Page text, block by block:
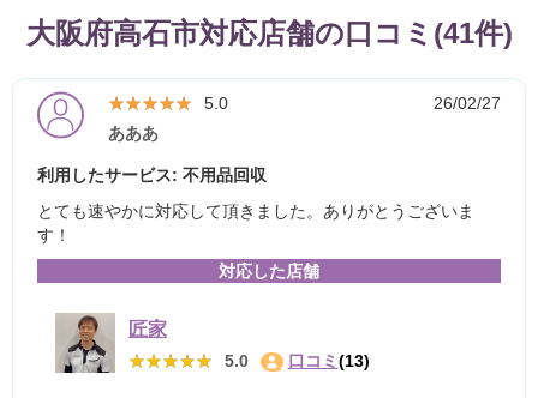
大阪府高石市対応店舗の口コミ(41件)
★★★★★
★★★★★ 5.0
26/02/27
あああ
利用したサービス: 不用品回収
とても速やかに対応して頂きました。ありがとうございま
す！
対応した店舗
匠家
★★★★★
★★★★★ 5.0 口コミ (13)